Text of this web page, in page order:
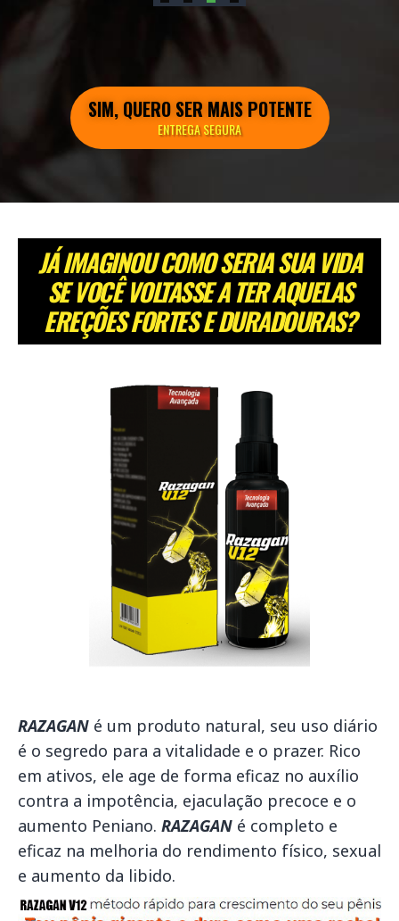
SIM, QUERO SER MAIS POTENTE
ENTREGA SEGURA
JÁ IMAGINOU COMO SERIA SUA VIDA
SE VOCÊ VOLTASSE A TER AQUELAS
EREÇÕES FORTES E DURADOURAS?
RAZAGAN é um produto natural, seu uso diário
é o segredo para a vitalidade e o prazer. Rico
em ativos, ele age de forma eficaz no auxílio
contra a impotência, ejaculação precoce e o
aumento Peniano. RAZAGAN é completo e
eficaz na melhoria do rendimento físico, sexual
e aumento da libido.